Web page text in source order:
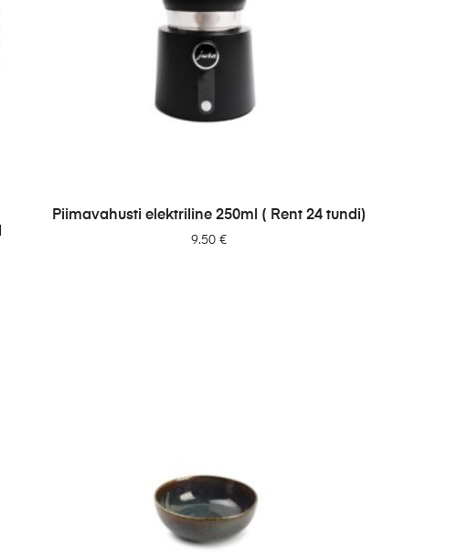
LISA PÄRINGUSSE
Piimavahusti elektriline 250ml ( Rent 24 tundi)
9.50€